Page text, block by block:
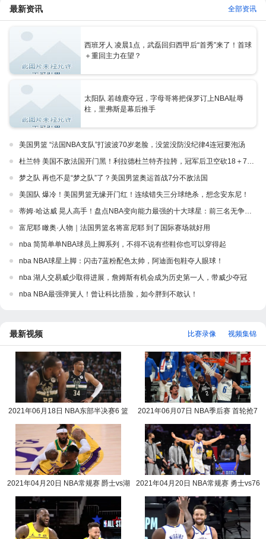
最新资讯 全部资讯
西班牙人 凌晨1点，武磊回归西甲后“首秀”来了！首球
＋重回主力在望？
太阳队 若雄鹿夺冠，字母哥将把保罗订上NBA耻辱
柱，里弗斯是幕后推手
美国男篮 “法国NBA支队”打波波70岁老脸，没篮没防没纪律4连冠要泡汤
杜兰特 美国不敌法国开门黑！利拉德杜兰特齐拉胯，冠军后卫空砍18＋7＋4！
梦之队 再也不是“梦之队”了？美国男篮奥运首战7分不敌法国
美国队 爆冷！美国男篮无缘开门红！连续错失三分球绝杀，想念安东尼！
蒂姆·哈达威 晃人高手！盘点NBA变向能力最强的十大球星：前三名无争议！
富尼耶 瞰奥·人物｜法国男篮名将富尼耶 到了国际赛场就好用
nba 简简单单NBA球员上脚系列，不得不说有些鞋你也可以穿得起
nba NBA球星上脚：闪击7蓝粉配色太帅，阿迪面包鞋夺人眼球！
nba 湖人交易威少取得进展，詹姆斯有机会成为历史第一人，带威少夺冠
nba NBA最强弹簧人！曾让科比捂脸，如今胖到不敢认！
最新视频 视频集锦
比赛录像
2021年06月18日 NBA东部半决赛6 篮
2021年06月07日 NBA季后赛 首轮抢7
2021年04月20日 NBA常规赛 爵士vs湖
2021年04月20日 NBA常规赛 勇士vs76